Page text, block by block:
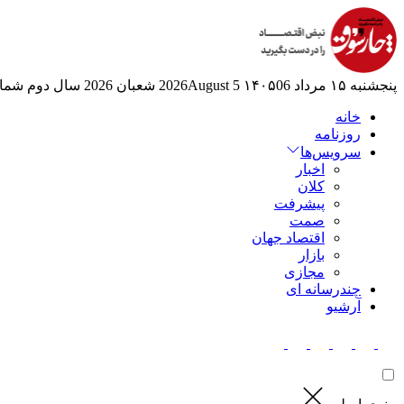
پنجشنبه ۱۵ مرداد ۱۴۰۵ 06 2026August 5 شعبان 2026 سال دوم
خانه
روزنامه
سرویس‌ها
اخبار
کلان
پیشرفت
صمت
اقتصاد جهان
بازار
مجازی
چندرسانه ای
آرشیو